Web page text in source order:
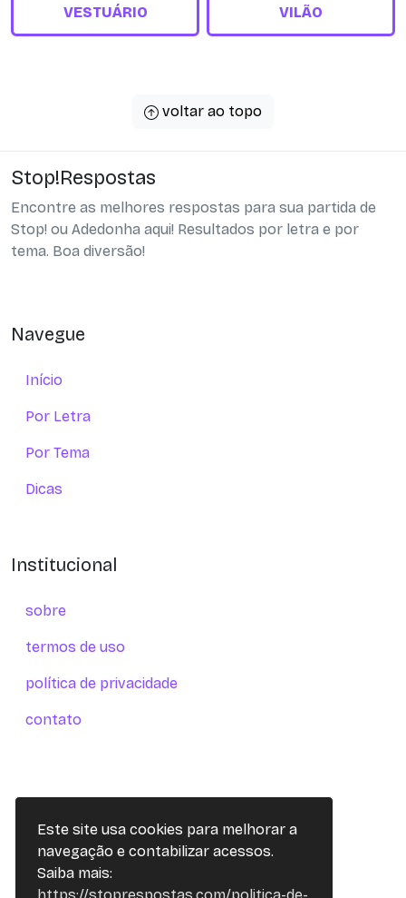
Este site usa cookies para melhorar a
navegação e contabilizar acessos.
Saiba mais:
https://stoprespostas.com/politica-de-
VESTUÁRIO VILÃO
voltar ao topo
Stop!Respostas
Encontre as melhores respostas para sua partida de
Stop! ou Adedonha aqui! Resultados por letra e por
tema. Boa diversão!
Navegue
Início
Por Letra
Por Tema
Dicas
Institucional
sobre
termos de uso
política de privacidade
contato